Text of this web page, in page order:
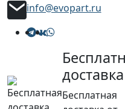
info@evopart.ru
доставка
Бесплатная